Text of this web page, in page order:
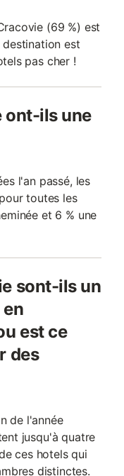
(69 %) est
est
pas cher !
ont-ils une
l'an passé, les
toutes les
et 6 % une
sont-ils un
est ce
des
de l'année
jusqu'à quatre
ces hotels qui
distinctes.